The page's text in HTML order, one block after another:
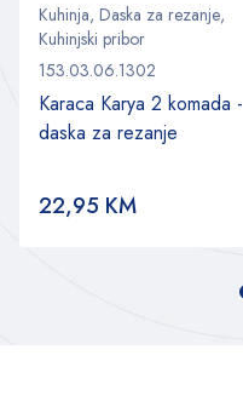
Kuhinja, Daska za rezanje,
Kuhinjski pribor
153.03.06.1302
Karaca Karya 2 komada -
daska za rezanje
22,95 KM